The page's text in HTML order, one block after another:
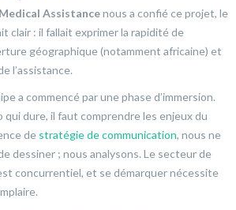
Assistancenous a confié ce projet, le
clair : il fallait exprimer la rapidité de
géographique (notamment africaine) et
l’assistance.
a commencé par une phase d’immersion.
qui dure, il faut comprendre les enjeux du
de stratégie de communication, nous ne
dessiner ; nous analysons. Le secteur de
concurrentiel, et se démarquer nécessite